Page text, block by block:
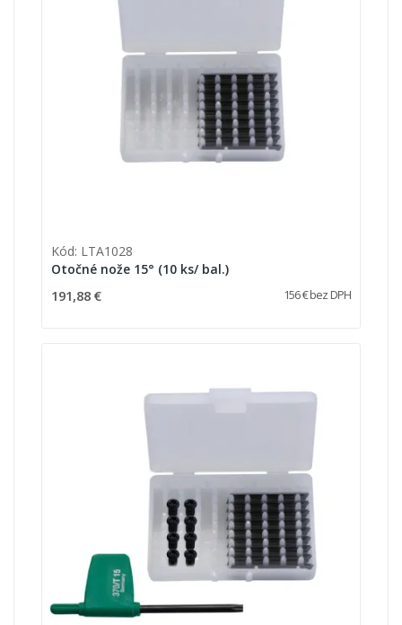
Kód: LTA1028
Otočné nože 15° (10 ks/ bal.)
191,88 € 156 € bez DPH